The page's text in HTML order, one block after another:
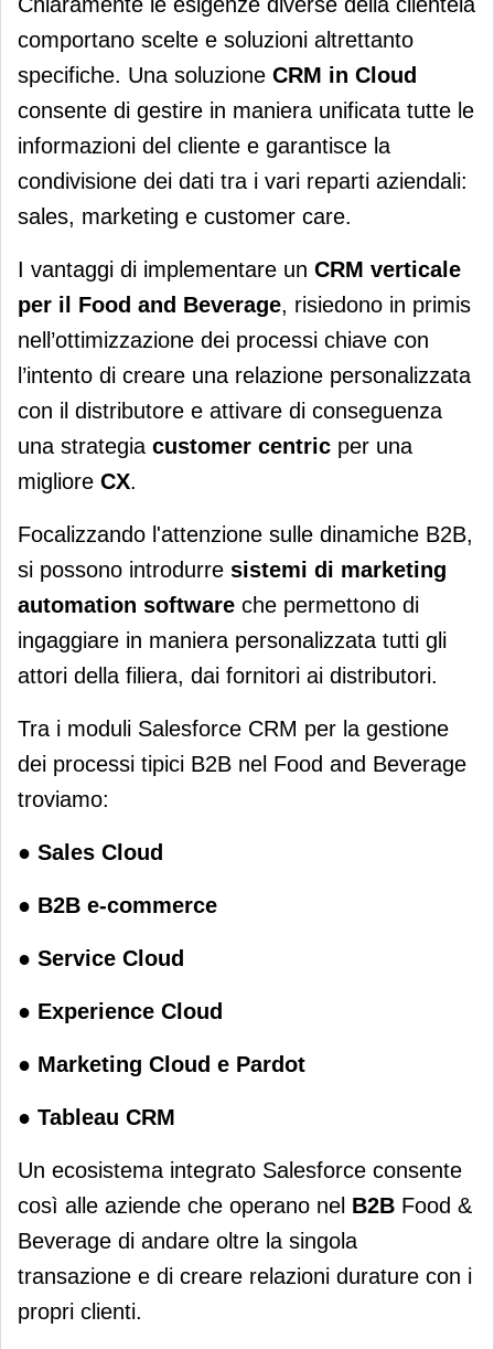
comportano scelte e soluzioni altrettanto
specifiche. Una soluzione CRM in Cloud
consente di gestire in maniera unificata tutte le
informazioni del cliente e garantisce la
condivisione dei dati tra i vari reparti aziendali:
sales, marketing e customer care.
I vantaggi di implementare un CRM verticale
per il Food and Beverage, risiedono in primis
nell’ottimizzazione dei processi chiave con
l’intento di creare una relazione personalizzata
con il distributore e attivare di conseguenza
una strategia customer centric per una
migliore CX.
Focalizzando l'attenzione sulle dinamiche B2B,
si possono introdurre sistemi di marketing
automation software che permettono di
ingaggiare in maniera personalizzata tutti gli
attori della filiera, dai fornitori ai distributori.
Tra i moduli Salesforce CRM per la gestione
dei processi tipici B2B nel Food and Beverage
troviamo:
● Sales Cloud
● B2B e-commerce
● Service Cloud
● Experience Cloud
● Marketing Cloud e Pardot
● Tableau CRM
Un ecosistema integrato Salesforce consente
così alle aziende che operano nel B2B Food &
Beverage di andare oltre la singola
transazione e di creare relazioni durature con i
propri clienti.